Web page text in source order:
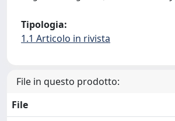
Tipologia:
1.1 Articolo in rivista
File in questo prodotto:
File